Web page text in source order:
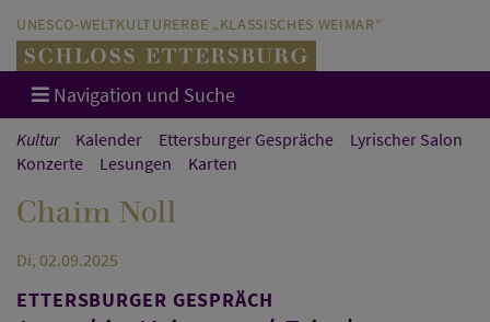
UNESCO-WELTKULTURERBE „KLASSISCHES WEIMAR“
Navigation und Suche
Kultur Kalender Ettersburger Gespräche
Lyrischer Salon
Konzerte
Lesungen Karten
Chaim Noll
Di, 02.09.2025
ETTERSBURGER GESPRÄCH